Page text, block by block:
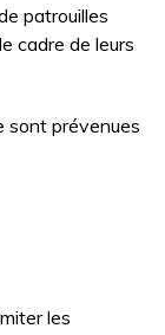
patrouilles
cadre de leurs
sont prévenues
les